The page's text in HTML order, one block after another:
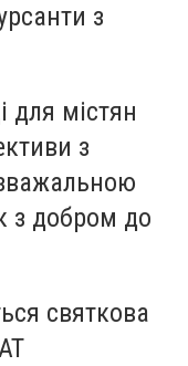
з
для містян
з
з добром до
святкова